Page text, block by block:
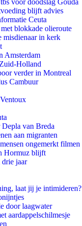
voor doodslag Gouda
blijft advies
Ceuta
blokkade olieroute
misdienaar in kerk
Amsterdam
Holland
verder in Montreal
Cambuur
van Breda
aan migranten
ongemerkt filmen
Hormuz blijft
jaar
laat jij je intimideren?
door laagwater
aardappelschilmesje